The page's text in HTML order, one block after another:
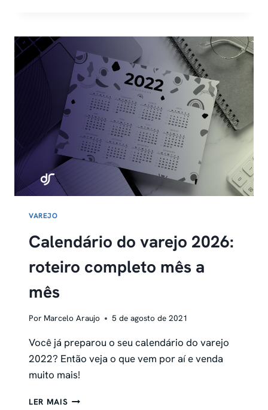
CARTAZ-
DE-
OFERTA-
DE-
SUPERMERCADO
VAREJO
Calendário do varejo 2026:
roteiro completo mês a
mês
Por Marcelo Araujo 5 de agosto de 2021
Você já preparou o seu calendário do varejo
2022? Então veja o que vem por aí e venda
muito mais!
LER MAIS CALENDÁRIO